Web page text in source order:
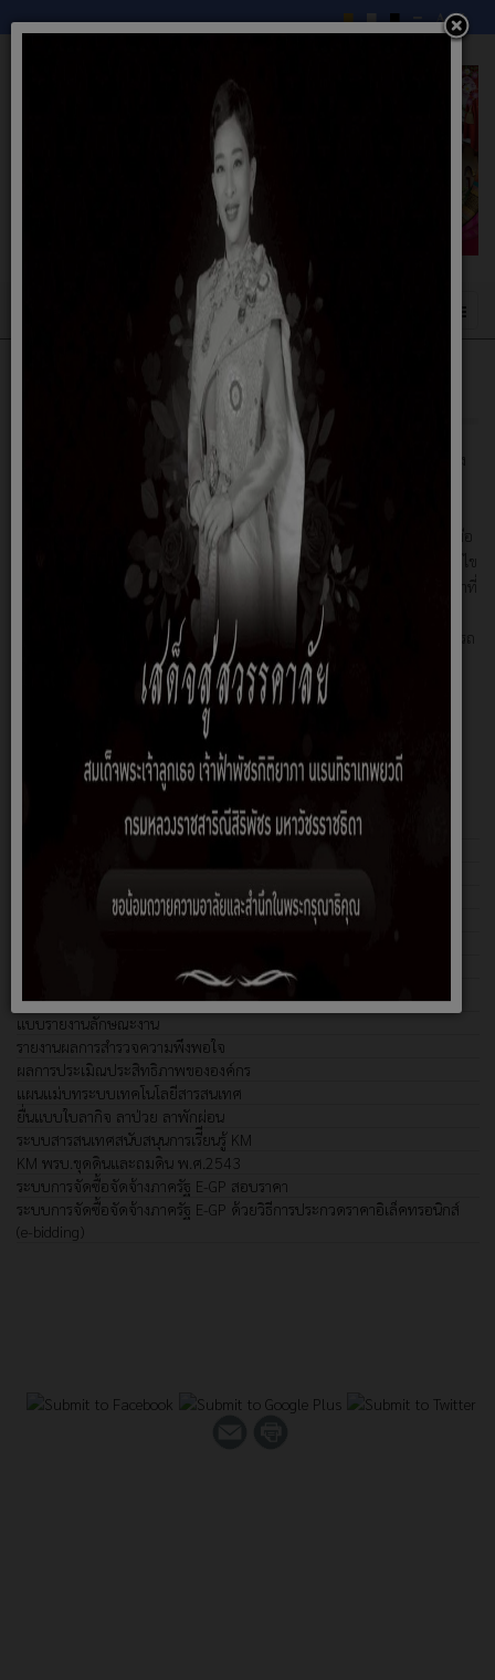
ข้อมูลบริการ และระบบสารสนเทศ
เทศบาลตำบลนาแก้ว ได้ดำเนินการตามกรอบการบริหารงานตามนโยบายของ
รัฐบาล โดยมีการวางแผนพัฒนาและปรับปรุงการบริหาร โดยมีเป้าหมายเพื่อ
ประโยชน์สุขของประชาชน ผลสัมฤทธิ์ต่อการดำเนินงานตามภารกิจที่ได้รับ
มอบหมาย มีประสิทธิภาพ ประสิทธิผล และความคุ้มค่าในการปฏิบัติงาน เพื่อ
แก้ไขปัญหาความเดือดร้อนของประชาชน ซึ่งได้มีการวางแผนแนวทางการแก้ไข
ปัญหาความต้องการของประชาชนได้อย่างต่อเนื่อง รวมทั้งมีการจัดส่งเจ้าหน้าที่
ฝึกอบรมเสริมสร้างทักษะในการบริหารงานโดยยึดหลักการบริหารจัดการบ้าน
เมืองและสังคมที่ดี (Good Governance) จึงทำให้เทศบาลตำบลนาแก้วสามารถ
แก้ไขปัญหาความเดือดร้อนของประชาชนในพื้นที่ได้อยู่ในระดับที่น่าพอใจ
ระบบสารสนเทศสนับสนุน
การบริหารจัดการ ของ
เทศบาลตำบลนาแก้ว
รายงานผลโครงการดำเนินงาน
รายงานการควบคุมและตรวจสอบภายใน
ข้อมูลด้าน Competency ของทุกตำแหน่ง
แบบประมิณพนักงานเทศบาล และพนักงานจ้าง
แบบประเมิณประสิทธิผลการปฏิบัติงานประกอบการเลื่อนขั้นเงินเดือน
แบบรายงานลักษณะงาน
รายงานผลการสำรวจความพึงพอใจ
ผลการประเมิณประสิทธิภาพขององค์กร
แผนแม่บทระบบเทคโนโลยีสารสนเทศ
ยื่นแบบใบลากิจ ลาป่วย ลาพักผ่อน
ระบบสารสนเทศสนับสนุนการเรีียนรู้ KM
KM พรบ.ขุดดินและถมดิน พ.ศ.2543
ระบบการจัดซื้อจัดจ้างภาครัฐ E-GP สอบราคา
ระบบการจัดซื้อจัดจ้างภาครัฐ E-GP ด้วยวิธีการประกวดราคาอิเล็คทรอนิกส์
(e-bidding)